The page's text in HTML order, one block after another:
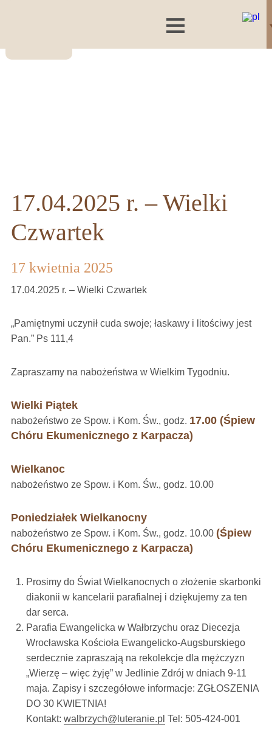
17.04.2025 r. – Wielki
Czwartek
17 kwietnia 2025
17.04.2025 r. – Wielki Czwartek
„Pamiętnymi uczynił cuda swoje; łaskawy i litościwy jest
Pan.” Ps 111,4
Zapraszamy na nabożeństwa w Wielkim Tygodniu.
Wielki Piątek
nabożeństwo ze Spow. i Kom. Św., godz. 17.00 (Śpiew
Chóru Ekumenicznego z Karpacza)
Wielkanoc
nabożeństwo ze Spow. i Kom. Św., godz. 10.00
Poniedziałek Wielkanocny
nabożeństwo ze Spow. i Kom. Św., godz. 10.00 (Śpiew
Chóru Ekumenicznego z Karpacza)
Prosimy do Świat Wielkanocnych o złożenie skarbonki
diakonii w kancelarii parafialnej i dziękujemy za ten
dar serca.
Parafia Ewangelicka w Wałbrzychu oraz Diecezja
Wrocławska Kościoła Ewangelicko-Augsburskiego
serdecznie zapraszają na rekolekcje dla mężczyzn
„Wierzę – więc żyję” w Jedlinie Zdrój w dniach 9-11
maja. Zapisy i szczegółowe informacje: ZGŁOSZENIA
DO 30 KWIETNIA!
Kontakt: walbrzych@luteranie.pl Tel: 505-424-001